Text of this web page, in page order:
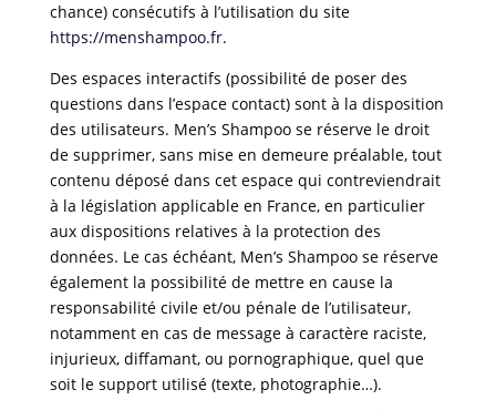
chance) consécutifs à l’utilisation du site
https://menshampoo.fr.
Des espaces interactifs (possibilité de poser des
questions dans l’espace contact) sont à la disposition
des utilisateurs. Men’s Shampoo se réserve le droit
de supprimer, sans mise en demeure préalable, tout
contenu déposé dans cet espace qui contreviendrait
à la législation applicable en France, en particulier
aux dispositions relatives à la protection des
données. Le cas échéant, Men’s Shampoo se réserve
également la possibilité de mettre en cause la
responsabilité civile et/ou pénale de l’utilisateur,
notamment en cas de message à caractère raciste,
injurieux, diffamant, ou pornographique, quel que
soit le support utilisé (texte, photographie…).